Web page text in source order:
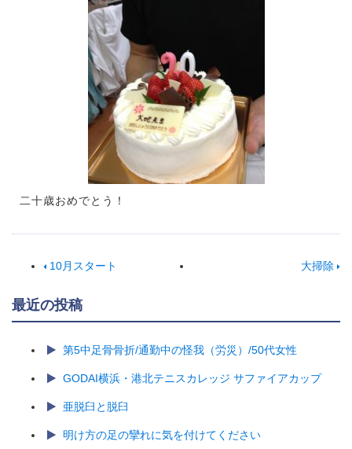
二十歳おめでとう！
10月スタート 大掃除
最近の投稿
第5中足骨骨折/通勤中の怪我（労災）/50代女性
GODAI横浜・港北テニスカレッジ サファイアカップ
亜脱臼と脱臼
明け方の足の攣れに気を付けてください